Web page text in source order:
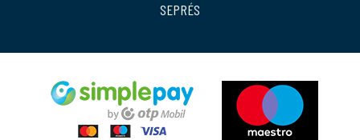
SEPRÉS